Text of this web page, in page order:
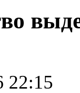
22:15